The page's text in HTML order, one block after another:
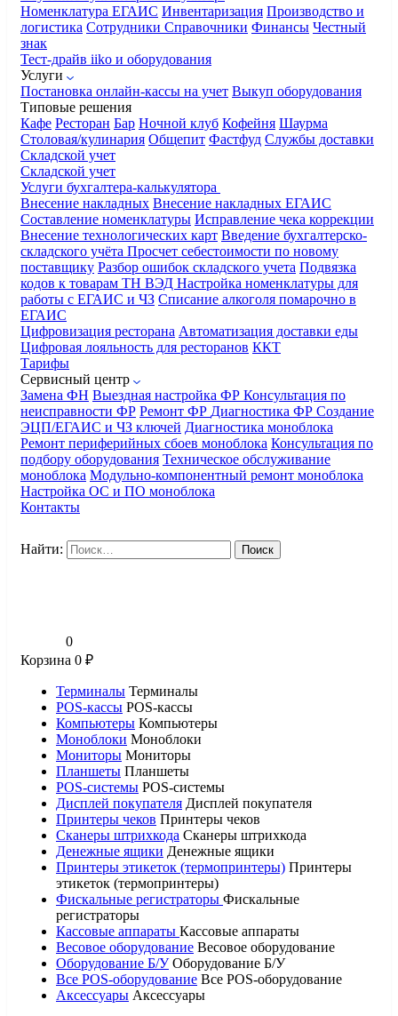
Номенклатура ЕГАИС Инвентаризация Производство и
логистика Сотрудники Справочники Финансы Честный
знак
Тест-драйв iiko и оборудования
Услуги
Постановка онлайн-кассы на учет Выкуп оборудования
Типовые решения
Кафе Ресторан Бар Ночной клуб Кофейня Шаурма
Столовая/кулинария Общепит Фастфуд Службы доставки
Складской учет
Складской учет
Услуги бухгалтера-калькулятора
Внесение накладных Внесение накладных ЕГАИС
Составление номенклатуры Исправление чека коррекции
Внесение технологических карт Введение бухгалтерско-
складского учёта Просчет себестоимости по новому
поставщику Разбор ошибок складского учета Подвязка
кодов к товарам ТН ВЭД Настройка номенклатуры для
работы с ЕГАИС и ЧЗ Списание алкоголя помарочно в
ЕГАИС
Цифровизация ресторана Автоматизация доставки еды
Цифровая лояльность для ресторанов ККТ
Тарифы
Сервисный центр
Замена ФН Выездная настройка ФР Консультация по
неисправности ФР Ремонт ФР Диагностика ФР Создание
ЭЦП/ЕГАИС и ЧЗ ключей Диагностика моноблока
Ремонт периферийных сбоев моноблока Консультация по
подбору оборудования Техническое обслуживание
моноблока Модульно-компонентный ремонт моноблока
Настройка ОС и ПО моноблока
Контакты
Найти:
0
Корзина 0 ₽
Терминалы Терминалы
POS-кассы POS-кассы
Компьютеры Компьютеры
Моноблоки Моноблоки
Мониторы Мониторы
Планшеты Планшеты
POS-системы POS-системы
Дисплей покупателя Дисплей покупателя
Принтеры чеков Принтеры чеков
Сканеры штрихкода Сканеры штрихкода
Денежные ящики Денежные ящики
Принтеры этикеток (термопринтеры) Принтеры
этикеток (термопринтеры)
Фискальные регистраторы Фискальные
регистраторы
Кассовые аппараты Кассовые аппараты
Весовое оборудование Весовое оборудование
Оборудование Б/У Оборудование Б/У
Все POS-оборудование Все POS-оборудование
Аксессуары Аксессуары